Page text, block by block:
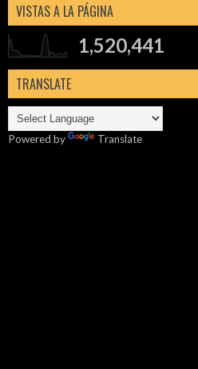
VISTAS A LA PÁGINA
1,520,441
TRANSLATE
Powered by Translate